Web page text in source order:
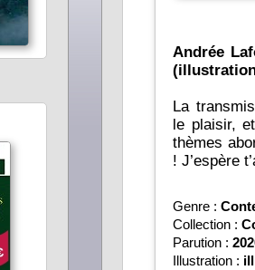
Andrée
La
le plaisir,
thèmes abordés dans ce livre. C’est savoureux
! J’espère
Genre :
Collection :
Parution :
Illustration :